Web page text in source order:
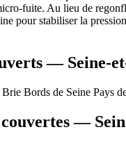
fuite. Au lieu de
pour stabiliser la
— Seine-
Brie Bords de Seine Pays
couvertes —